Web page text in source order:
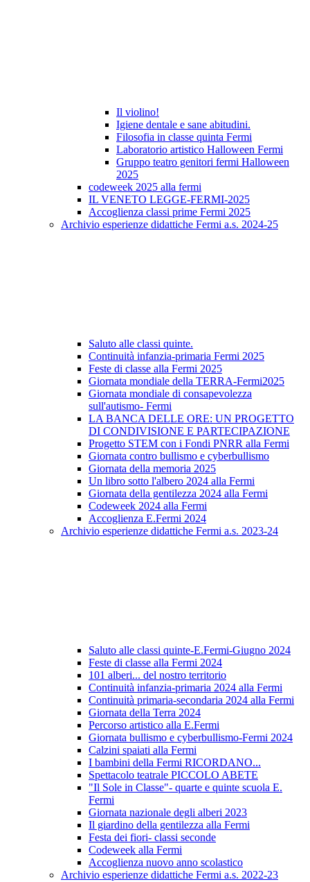
Il violino!
Igiene dentale e sane abitudini.
Filosofia in classe quinta Fermi
Laboratorio artistico Halloween Fermi
Gruppo teatro genitori fermi Halloween
2025
codeweek 2025 alla fermi
IL VENETO LEGGE-FERMI-2025
Accoglienza classi prime Fermi 2025
Archivio esperienze didattiche Fermi a.s. 2024-25
Saluto alle classi quinte.
Continuità infanzia-primaria Fermi 2025
Feste di classe alla Fermi 2025
Giornata mondiale della TERRA-Fermi2025
Giornata mondiale di consapevolezza
sull'autismo- Fermi
LA BANCA DELLE ORE: UN PROGETTO
DI CONDIVISIONE E PARTECIPAZIONE
Progetto STEM con i Fondi PNRR alla Fermi
Giornata contro bullismo e cyberbullismo
Giornata della memoria 2025
Un libro sotto l'albero 2024 alla Fermi
Giornata della gentilezza 2024 alla Fermi
Codeweek 2024 alla Fermi
Accoglienza E.Fermi 2024
Archivio esperienze didattiche Fermi a.s. 2023-24
Saluto alle classi quinte-E.Fermi-Giugno 2024
Feste di classe alla Fermi 2024
101 alberi... del nostro territorio
Continuità infanzia-primaria 2024 alla Fermi
Continuità primaria-secondaria 2024 alla Fermi
Giornata della Terra 2024
Percorso artistico alla E.Fermi
Giornata bullismo e cyberbullismo-Fermi 2024
Calzini spaiati alla Fermi
I bambini della Fermi RICORDANO...
Spettacolo teatrale PICCOLO ABETE
"Il Sole in Classe"- quarte e quinte scuola E.
Fermi
Giornata nazionale degli alberi 2023
Il giardino della gentilezza alla Fermi
Festa dei fiori- classi seconde
Codeweek alla Fermi
Accoglienza nuovo anno scolastico
Archivio esperienze didattiche Fermi a.s. 2022-23